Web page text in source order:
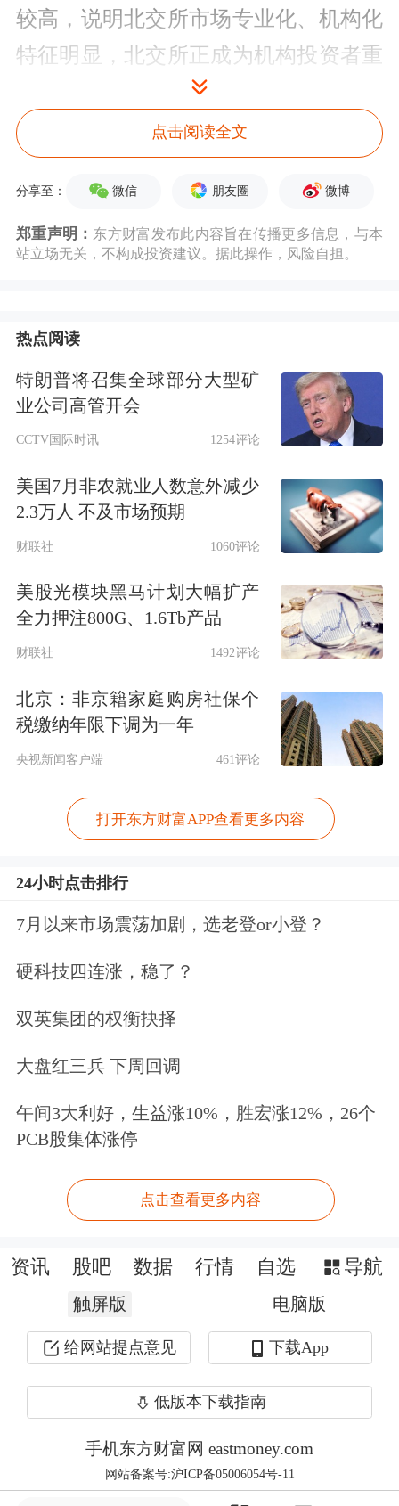
较高，说明北交所市场专业化、机构化
特征明显，北交所正成为机构投资者重
要配置方向。”常春林说。
整体来看，消费、高端制造等领域企业
受到调研机构的青睐。例如，
太湖雪
公司展开调研，重点关注国补政策对公
调整成效以及海外业务市场等。
东源投资首席分析师刘祥东在接受《证
券日报》记者采访时表示，北交所深化
改革政策效应持续释放，市场定位日益
清晰，吸引了更多机构投资者的关注。
随着上市企业数量和质量双提升，市场
优质中小企业，为机构调研提供了丰富
在机构调研中，相关公司二季度业绩情
况、未来盈利增长点、行业发展空间等
情况备受关注。
例如， 星辰科技伺服系统聚焦航空航
上半年归母净利润同比增长228.42%，
利润水平为上市以来最高。对此，星辰
科技表示，2025年半年度业绩显著提升
务，以及运营效率的优化。当前的业绩
增长是建立在主营业务稳健扩张和核心
技术优势不断巩固的基础之上，具有较
强的可持续性，公司有信心未来经营状
况会持续向好。
要通过实地调研甄别真正具有成长潜力
的企业，特别是那些在细分领域具备竞
争优势、盈利模式清晰、未来增长确定
等公司均迎来超过60家机构调研，
点击阅读全文
分享至： 微信 朋友圈 微博
郑重声明： 东方财富发布此内容旨在传播更多信息，与本
站立场无关，不构成投资建议。据此操作，风险自担。
热点阅读
特朗普将召集全球部分大型矿
业公司高管开会
CCTV国际时讯 1254评论
美国7月非农就业人数意外减少
2.3万人 不及市场预期
财联社 1060评论
美股光模块黑马计划大幅扩产
全力押注800G、1.6Tb产品
财联社 1492评论
北京：非京籍家庭购房社保个
税缴纳年限下调为一年
央视新闻客户端 461评论
打开东方财富APP查看更多内容
24小时点击排行
7月以来市场震荡加剧，选老登or小登？
硬科技四连涨，稳了？
双英集团的权衡抉择
大盘红三兵 下周回调
午间3大利好，生益涨10%，胜宏涨12%，26个
PCB股集体涨停
点击查看更多内容
资讯 股吧 数据 行情 自选 导航
触屏版 电脑版
给网站提点意见 下载App
低版本下载指南
手机东方财富网 eastmoney.com
网站备案号:沪ICP备05006054号-11